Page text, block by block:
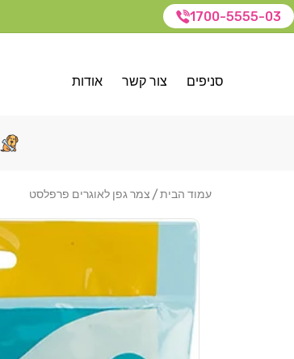
1700-5555-03
סניפים צור קשר אודות
עמוד הבית צמר גפן לאוגרים פרפלסט
דלג
לפרטי
המוצר